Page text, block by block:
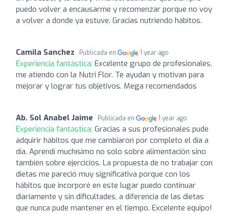
puedo volver a encausarme y recomenzar porque no voy
a volver a donde ya estuve. Gracias nutriendo hábitos.
Camila Sanchez Publicada en 1 year ago
Experiencia fantástica: Excelente grupo de profesionales,
me atiendo con la Nutri Flor. Te ayudan y motivan para
mejorar y lograr tus objetivos. Mega recomendados
Ab. Sol Anabel Jaime Publicada en 1 year ago
Experiencia fantástica: Gracias a sus profesionales pude
adquirir hábitos que me cambiaron por completo el día a
día. Aprendí muchísimo no solo sobre alimentación sino
también sobre ejercicios. La propuesta de no trabajar con
dietas me pareció muy significativa porque con los
hábitos que incorporé en este lugar puedo continuar
diariamente y sin dificultades, a diferencia de las dietas
que nunca pude mantener en el tiempo. Excelente equipo!